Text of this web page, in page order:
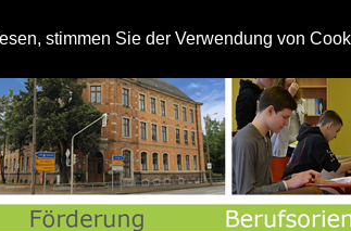
stimmen Sie der Verwendung von